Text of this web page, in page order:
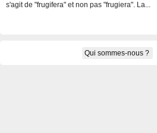
s'agit de "frugifera" et non pas "frugiera". La...
Qui sommes-nous ?